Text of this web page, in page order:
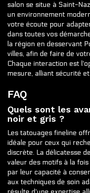
salon se situe à Saint-
un environnement
votre écoute pour
dans toutes vos
la région en desservant
villes, afin de faire de
Chaque interaction est
mesure, alliant sécurité
FAQ
Quels sont les
noir et gris ?
Les tatouages fineline
idéale pour ceux qui
discrète. La délicatesse
valeur des motifs à la
par leur capacité à
aux techniques de soin